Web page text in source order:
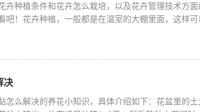
卉种植条件和花卉怎么栽培，以及花卉管理技术方面
吧！花卉种植，一般都是在温室的大棚里面，这样可
决
怎么解决的养花小知识，具体介绍如下：花盆里的